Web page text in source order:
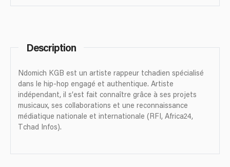
Description
Ndomich KGB est un artiste rappeur tchadien spécialisé
dans le hip-hop engagé et authentique. Artiste
indépendant, il s’est fait connaître grâce à ses projets
musicaux, ses collaborations et une reconnaissance
médiatique nationale et internationale (RFI, Africa24,
Tchad Infos).